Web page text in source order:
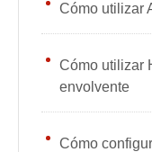
Cómo utilizar
Cómo utilizar
envolvente
Cómo